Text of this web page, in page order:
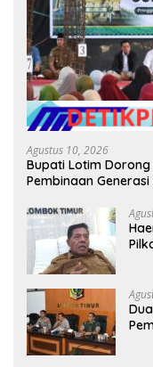
Agustus 10, 2026
Bupati Lotim
Pembinaan